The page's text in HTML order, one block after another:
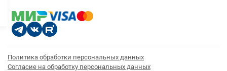
Политика обработки персональных данных
Согласие на обработку персональных данных